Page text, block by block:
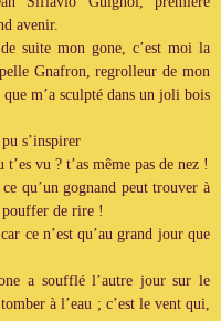
avenir.
suite mon gone, c’est moi la
Gnafron, regrolleur de mon
m’a sculpté dans un joli bois
s’inspirer
vu ? t’as même pas de nez !
qu’un gognand peut trouver à
pouffer de rire !
ce n’est qu’au grand jour que
a soufflé l’autre jour sur le
à l’eau ; c’est le vent qui,